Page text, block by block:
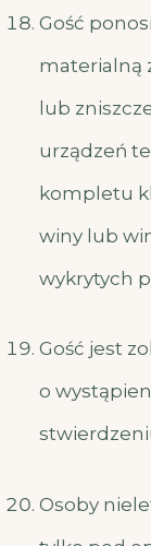
Gość
materialną
lub
urządzeń
kompletu
winy lub
wykrytych
Gość jest
o
Osoby